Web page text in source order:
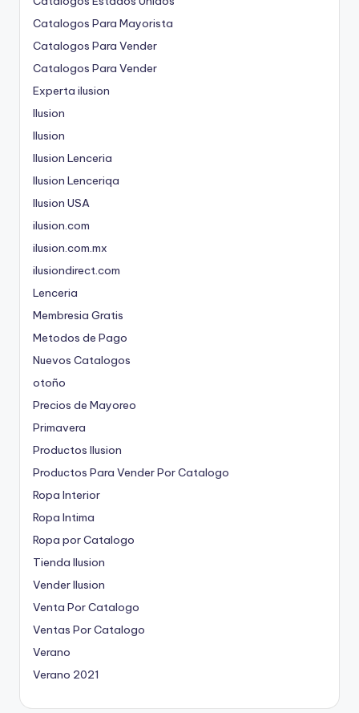
Catalogos Para Mayorista
Catalogos Para Vender
Catalogos Para Vender
Experta ilusion
Ilusion
Ilusion
Ilusion Lenceria
Ilusion Lenceriqa
Ilusion USA
ilusion.com
ilusion.com.mx
ilusiondirect.com
Lenceria
Membresia Gratis
Metodos de Pago
Nuevos Catalogos
otoño
Precios de Mayoreo
Primavera
Productos Ilusion
Productos Para Vender Por Catalogo
Ropa Interior
Ropa Intima
Ropa por Catalogo
Tienda Ilusion
Vender Ilusion
Venta Por Catalogo
Ventas Por Catalogo
Verano
Verano 2021